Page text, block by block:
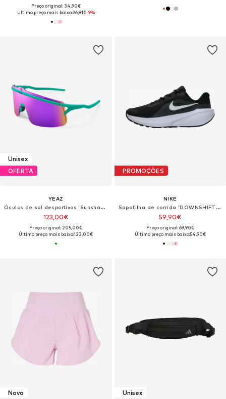
Preço original: 34,90€
Último preço mais baixo:26,91€-9%
Unisex
OFERTA
YEAZ
Óculos de sol desportivos 'Sunshade'
123,00€
Preço original: 205,00€
Último preço mais baixo:123,00€
PROMOÇÕES
NIKE
Sapatilha de corrida 'DOWNSHIFTER 14'
59,90€
Preço original: 69,90€
Último preço mais baixo:54,90€
Novo Unisex